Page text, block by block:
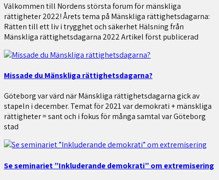
Välkommen till Nordens största forum för mänskliga
rättigheter 2022! Årets tema på Mänskliga rättighetsdagarna:
Rätten till ett liv i trygghet och säkerhet Hälsning från
Mänskliga rättighetsdagarna 2022 Artikel först publicerad
Missade du Mänskliga rättighetsdagarna?
Göteborg var värd när Mänskliga rättighetsdagarna gick av
stapeln i december. Temat för 2021 var demokrati + mänskliga
rättigheter = sant och i fokus för många samtal var Göteborg
stad
Se seminariet ”Inkluderande demokrati” om extremisering